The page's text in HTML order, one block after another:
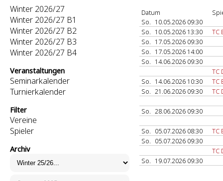
Winter 2026/27
Winter 2026/27 B1
Winter 2026/27 B2
Winter 2026/27 B3
Winter 2026/27 B4
Veranstaltungen
Seminarkalender
Turnierkalender
Filter
Vereine
Spieler
Archiv
Datum
So. 10.05.2026 09:30
So. 10.05.2026 13:30
TC
So. 17.05.2026 09:30
So. 17.05.2026 14:00
So. 14.06.2026 09:30
TC
So. 14.06.2026 10:30
TC
So. 21.06.2026 09:30 TC
So. 28.06.2026 09:30
So. 05.07.2026 08:30
TC
So. 05.07.2026 09:30
TC
So. 19.07.2026 09:30